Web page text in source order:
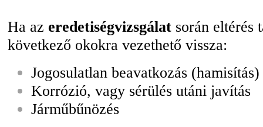
Ha az eredetiségvizsgálat során eltérés
következő okokra vezethető vissza:
Jogosulatlan beavatkozás (hamisítás)
Korrózió, vagy sérülés utáni javítás
Járműbűnözés